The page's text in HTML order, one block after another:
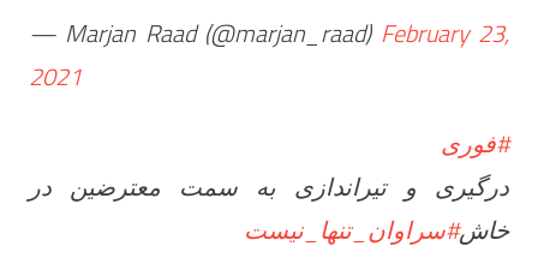
— Marjan Raad (@marjan_raad) February 23,
2021
#فوری
درگیری و تیراندازی به سمت معترضین در
خاش#سراوان_تنها_نیست